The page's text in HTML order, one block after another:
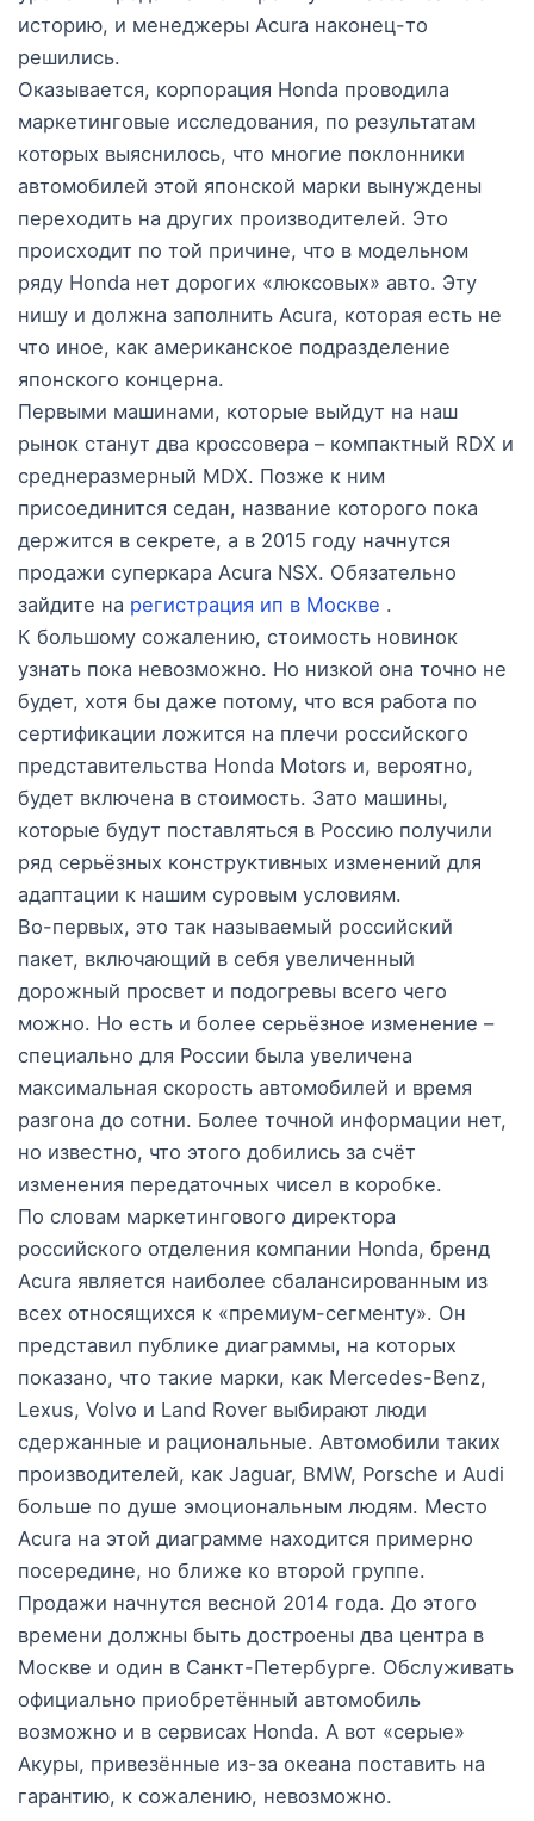
историю, и менеджеры Acura наконец-то
решились.
Оказывается, корпорация Honda проводила
маркетинговые исследования, по результатам
которых выяснилось, что многие поклонники
автомобилей этой японской марки вынуждены
переходить на других производителей. Это
происходит по той причине, что в модельном
ряду Honda нет дорогих «люксовых» авто. Эту
нишу и должна заполнить Acura, которая есть не
что иное, как американское подразделение
японского концерна.
Первыми машинами, которые выйдут на наш
рынок станут два кроссовера – компактный RDX и
среднеразмерный MDX. Позже к ним
присоединится седан, название которого пока
держится в секрете, а в 2015 году начнутся
продажи суперкара Acura NSX. Обязательно
зайдите на регистрация ип в Москве .
К большому сожалению, стоимость новинок
узнать пока невозможно. Но низкой она точно не
будет, хотя бы даже потому, что вся работа по
сертификации ложится на плечи российского
представительства Honda Motors и, вероятно,
будет включена в стоимость. Зато машины,
которые будут поставляться в Россию получили
ряд серьёзных конструктивных изменений для
адаптации к нашим суровым условиям.
Во-первых, это так называемый российский
пакет, включающий в себя увеличенный
дорожный просвет и подогревы всего чего
можно. Но есть и более серьёзное изменение –
специально для России была увеличена
максимальная скорость автомобилей и время
разгона до сотни. Более точной информации нет,
но известно, что этого добились за счёт
изменения передаточных чисел в коробке.
По словам маркетингового директора
российского отделения компании Honda, бренд
Acura является наиболее сбалансированным из
всех относящихся к «премиум-сегменту». Он
представил публике диаграммы, на которых
показано, что такие марки, как Mercedes-Benz,
Lexus, Volvo и Land Rover выбирают люди
сдержанные и рациональные. Автомобили таких
производителей, как Jaguar, BMW, Porsche и Audi
больше по душе эмоциональным людям. Место
Acura на этой диаграмме находится примерно
посередине, но ближе ко второй группе.
Продажи начнутся весной 2014 года. До этого
времени должны быть достроены два центра в
Москве и один в Санкт-Петербурге. Обслуживать
официально приобретённый автомобиль
возможно и в сервисах Honda. А вот «серые»
Акуры, привезённые из-за океана поставить на
гарантию, к сожалению, невозможно.